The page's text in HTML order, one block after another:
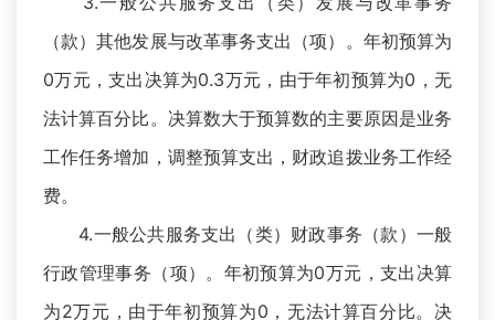
（款）其他发展与改革事务支出（项）。年初预算为
0万元，支出决算为0.3万元，由于年初预算为0，无
法计算百分比。决算数大于预算数的主要原因是业务
工作任务增加，调整预算支出，财政追拨业务工作经
费。
4.一般公共服务支出（类）财政事务（款）一般
行政管理事务（项）。年初预算为0万元，支出决算
为2万元，由于年初预算为0，无法计算百分比。决